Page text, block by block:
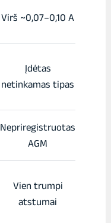
Virš ~0,07–0,10 A
Įdėtas
netinkamas tipas
Nepriregistruotas
AGM
Vien trumpi
atstumai